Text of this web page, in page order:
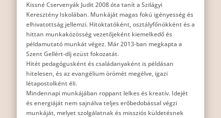
Kissné Cservenyák Judit 2008 óta tanít a Szilágyi
Keresztény Iskolában. Munkáját magas fokú igényesség és
elhivatottság jellemzi. Hitoktatóként, osztályfőnökként és a
hittan munkaközösség vezetőjeként kiemelkedő és
példamutató munkát végez. Már 2013-ban megkapta a
Szent Gellért-díj ezüst fokozatát.
Hitét pedagógusként és családanyaként is példásan
hitelesen, és az evangélium örömét megélve, igazi
létapostolként éli.
Mindennapi munkájában roppant lelkes és kreatív. Idejét
és energiáját nem sajnálva teljes erőbedobással végzi
munkáját, melyet szolgálatnak és missziós küldetésnek